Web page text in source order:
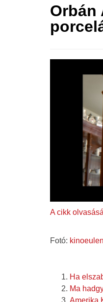
Orbán
A cikk
Fotó:
Ha
Ma
Amerika